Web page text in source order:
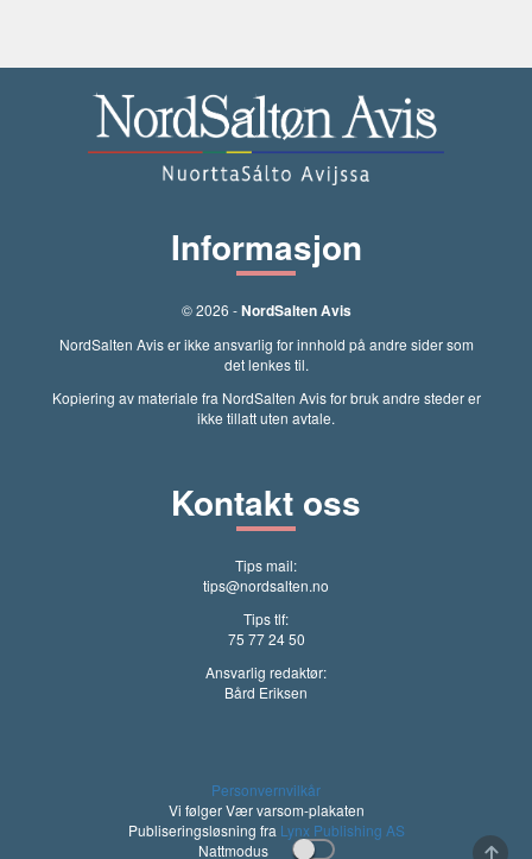
Informasjon
© 2026 -NordSalten Avis
NordSalten Avis er ikke ansvarlig for innhold på andre sider som
det lenkes til.
Kopiering av materiale fra NordSalten Avis for bruk andre steder er
ikke tillatt uten avtale.
Kontakt oss
Tips mail:
tips@nordsalten.no
Tips tlf:
75 77 24 50
Ansvarlig redaktør:
Bård Eriksen
Personvernvilkår
Vi følger Vær varsom-plakaten
Publiseringsløsning fra Lynx Publishing AS
Nattmodus